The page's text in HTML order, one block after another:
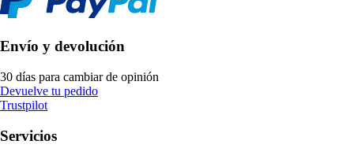
Envío y devolución
30 días para cambiar de opinión
Devuelve tu pedido
Trustpilot
Servicios